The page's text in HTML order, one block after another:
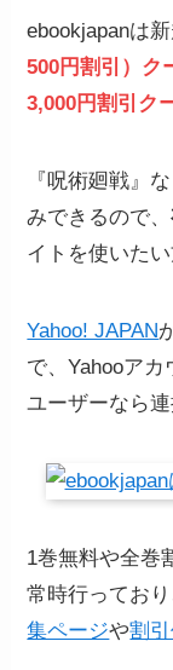
ebookjapanは
500円割引）ク
3,000円割引ク
『呪術廻戦』
みできるので、
イトを使いた
Yahoo! JAPAN
で、Yahooア
ユーザーなら連
1巻無料や全巻
常時行ってお
集ページや割